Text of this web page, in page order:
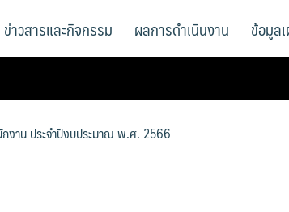
ข่าวสารและกิจกรรม ผลการดำเนินงาน ข้อมูล
งาน ประจำปีงบประมาณ พ.ศ. 2566